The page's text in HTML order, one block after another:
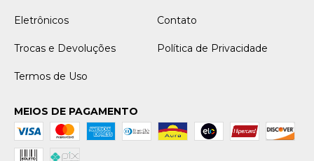
Eletrônicos Contato
Trocas e Devoluções Política de Privacidade
Termos de Uso
MEIOS DE PAGAMENTO